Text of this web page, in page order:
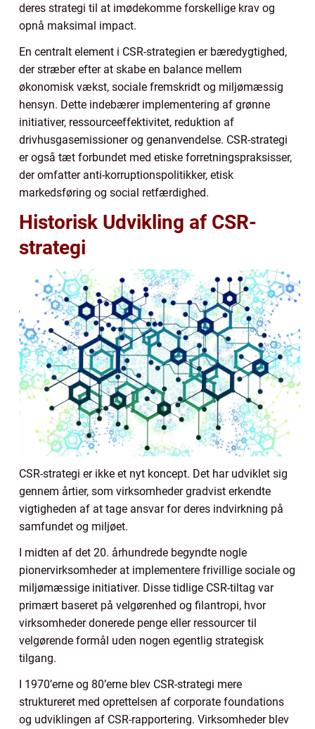
deres strategi til at imødekomme forskellige krav og
opnå maksimal impact.
En centralt element i CSR-strategien er bæredygtighed,
der stræber efter at skabe en balance mellem
økonomisk vækst, sociale fremskridt og miljømæssig
hensyn. Dette indebærer implementering af grønne
initiativer, ressourceeffektivitet, reduktion af
drivhusgasemissioner og genanvendelse. CSR-strategi
er også tæt forbundet med etiske forretningspraksisser,
der omfatter anti-korruptionspolitikker, etisk
markedsføring og social retfærdighed.
Historisk Udvikling af CSR-
strategi
CSR-strategi er ikke et nyt koncept. Det har udviklet sig
gennem årtier, som virksomheder gradvist erkendte
vigtigheden af at tage ansvar for deres indvirkning på
samfundet og miljøet.
I midten af det 20. århundrede begyndte nogle
pionervirksomheder at implementere frivillige sociale og
miljømæssige initiativer. Disse tidlige CSR-tiltag var
primært baseret på velgørenhed og filantropi, hvor
virksomheder donerede penge eller ressourcer til
velgørende formål uden nogen egentlig strategisk
tilgang.
I 1970’erne og 80’erne blev CSR-strategi mere
struktureret med oprettelsen af corporate foundations
og udviklingen af CSR-rapportering. Virksomheder blev